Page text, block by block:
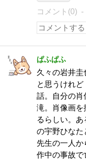
コメント(0)
ぱふぱふ
久々の岩井
と思うけれ
話。自分の肖
滝。肖像画を
るらしい。
の宇野ひなた
先生の一人か
作中の事故で